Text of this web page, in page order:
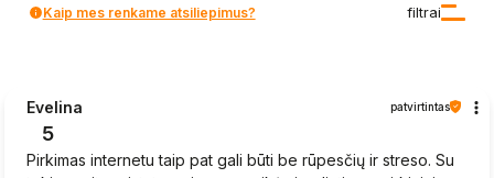
filtrai
Kaip mes renkame atsiliepimus?
Evelina patvirtintas
5
Pirkimas internetu taip pat gali būti be rūpesčių ir streso. Su